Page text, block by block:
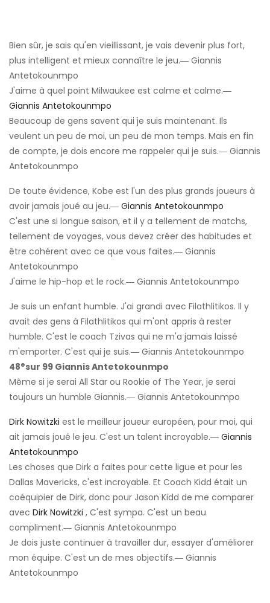
Bien sûr, je sais qu'en vieillissant, je vais devenir plus fort,
plus intelligent et mieux connaître le jeu.― Giannis
Antetokounmpo
J'aime à quel point Milwaukee est calme et calme.―
Giannis Antetokounmpo
Beaucoup de gens savent qui je suis maintenant. Ils
veulent un peu de moi, un peu de mon temps. Mais en fin
de compte, je dois encore me rappeler qui je suis.― Giannis
Antetokounmpo
De toute évidence, Kobe est l'un des plus grands joueurs à
avoir jamais joué au jeu.― Giannis Antetokounmpo
C'est une si longue saison, et il y a tellement de matchs,
tellement de voyages, vous devez créer des habitudes et
être cohérent avec ce que vous faites.― Giannis
Antetokounmpo
J'aime le hip-hop et le rock.― Giannis Antetokounmpo
Je suis un enfant humble. J'ai grandi avec Filathlitikos. Il y
avait des gens à Filathlitikos qui m'ont appris à rester
humble. C'est le coach Tzivas qui ne m'a jamais laissé
m'emporter. C'est qui je suis.― Giannis Antetokounmpo
48esur 99 Giannis Antetokounmpo
Même si je serai All Star ou Rookie of The Year, je serai
toujours un humble Giannis.― Giannis Antetokounmpo
Dirk Nowitzki est le meilleur joueur européen, pour moi, qui
ait jamais joué le jeu. C'est un talent incroyable.― Giannis
Antetokounmpo
Les choses que Dirk a faites pour cette ligue et pour les
Dallas Mavericks, c'est incroyable. Et Coach Kidd était un
coéquipier de Dirk, donc pour Jason Kidd de me comparer
avec Dirk Nowitzki , C'est sympa. C'est un beau
compliment.― Giannis Antetokounmpo
Je dois juste continuer à travailler dur, essayer d'améliorer
mon équipe. C'est un de mes objectifs.― Giannis
Antetokounmpo